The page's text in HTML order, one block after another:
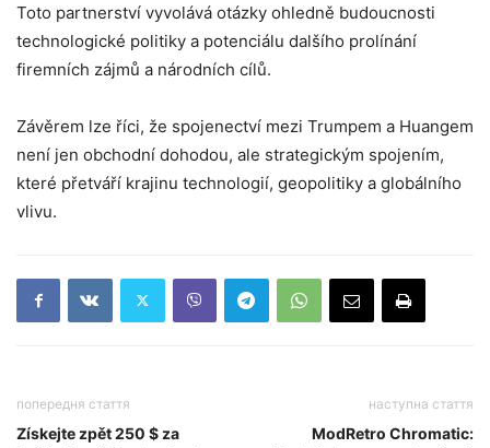
Toto partnerství vyvolává otázky ohledně budoucnosti
technologické politiky a potenciálu dalšího prolínání
firemních zájmů a národních cílů.
Závěrem lze říci, že spojenectví mezi Trumpem a Huangem
není jen obchodní dohodou, ale strategickým spojením,
které přetváří krajinu technologií, geopolitiky a globálního
vlivu.
попередня стаття
Získejte zpět 250 $ za
наступна стаття
ModRetro Chromatic: